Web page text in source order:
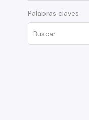
Palabras claves